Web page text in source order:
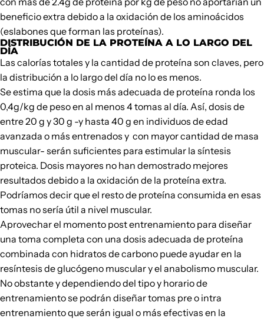
beneficio extra debido a la oxidación de los aminoácidos
(eslabones que forman las proteínas).
DISTRIBUCIÓN DE LA PROTEÍNA A LO LARGO DEL
DÍA
Las calorías totales y la cantidad de proteína son claves, pero
la distribución a lo largo del día no lo es menos.
Se estima que la dosis más adecuada de proteína ronda los
0,4g/kg de peso en al menos 4 tomas al día. Así, dosis de
entre 20 g y 30 g -y hasta 40 g en individuos de edad
avanzada o más entrenados y con mayor cantidad de masa
muscular- serán suficientes para estimular la síntesis
proteica. Dosis mayores no han demostrado mejores
resultados debido a la oxidación de la proteína extra.
Podríamos decir que el resto de proteína consumida en esas
tomas no sería útil a nivel muscular.
Aprovechar el momento post entrenamiento para diseñar
una toma completa con una dosis adecuada de proteína
combinada con hidratos de carbono puede ayudar en la
resíntesis de glucógeno muscular y el anabolismo muscular.
No obstante y dependiendo del tipo y horario de
entrenamiento se podrán diseñar tomas pre o intra
entrenamiento que serán igual o más efectivas en la